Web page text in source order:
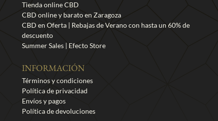
Tienda online CBD
CBD online y barato en Zaragoza
CBD en Oferta | Rebajas de Verano con hasta un 60% de
descuento
Summer Sales | Efecto Store
INFORMACIÓN
Términos y condiciones
Política de privacidad
Envíos y pagos
Política de devoluciones